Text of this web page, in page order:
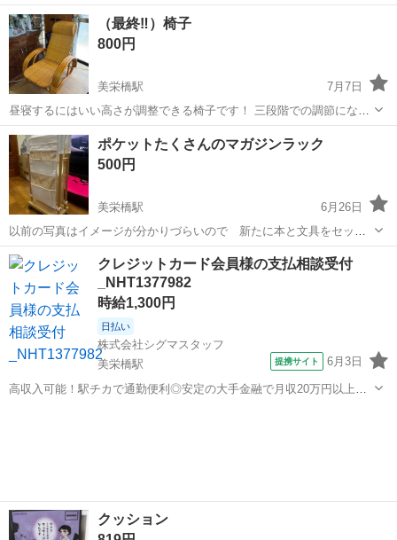
ブルとして使え、広げると225cmまで伸ばせるので、来客時や作業ス
ペースを広く使いたい時にも便利です。 木の質感がとても良く、ナチ
ュラルな雰囲気でインテリ...
沖縄 那覇市 美栄橋駅 テーブル
（最終‼️）椅子
800円
美栄橋駅
7月7日
昼寝するにはいい高さが調整できる椅子です！ 三段階での調節になり
ます。 家に取りに来てくれる方優先でよろしくお願いします
沖縄 那覇市 美栄橋駅 椅子
ポケットたくさんのマガジンラック
500円
美栄橋駅
6月26日
以前の写真はイメージが分かりづらいので 新たに本と文具をセット
してみました。間にノートパソコンを載せてみました😊 帆布生地で丈
夫です 表面 小さなポケットがたくさん 一部はメッシュ加工
裏面 A4サイズポケット2個 ...
沖縄 美栄橋駅 収納家具 マガジンラック
クレジットカード会員様の支払相談受付
_NHT1377982
時給1,300円
日払い
株式会社シグマスタッフ
美栄橋駅
提携サイト 6月3日
高収入可能！駅チカで通勤便利◎安定の大手金融で月収20万円以上も
クッション